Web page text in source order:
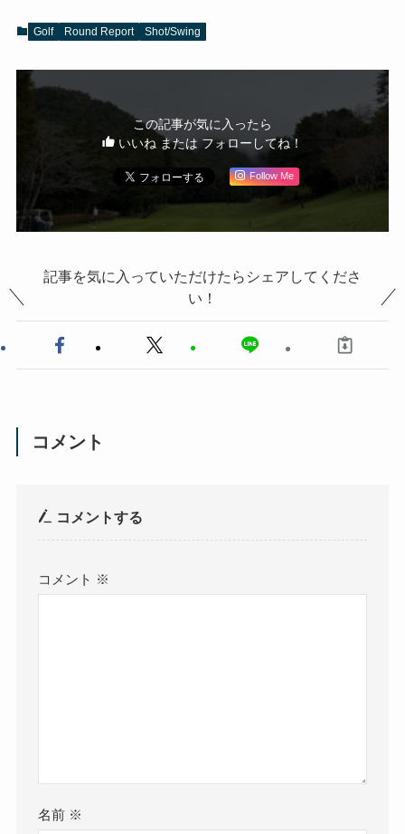
Golf Round Report Shot/Swing
この記事が気に入ったら
いいね または フォローしてね！
Follow Me
記事を気に入っていただけたらシェアしてくださ
い！
コメント
コメントする
コメント ※
名前 ※